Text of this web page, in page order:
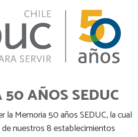
50 AÑOS SEDUC
la Memoria 50 años SEDUC, la cual
nuestros 8 establecimientos